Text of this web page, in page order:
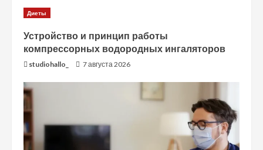
Диеты
Устройство и принцип работы
компрессорных водородных ингаляторов
studiohallo_ 7 августа 2026